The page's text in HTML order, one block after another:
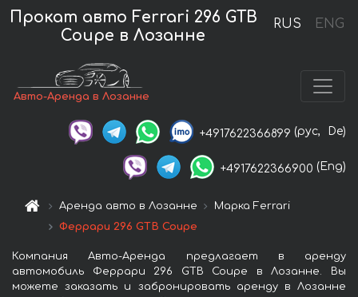
RUS ENG
Прокат авто Ferrari 296 GTB
Coupe в Лозанне
Авто-Аренда в Лозанне
+4917622366899 (рус, De)
+4917622366900 (Eng)
Аренда авто в Лозанне
Марка Ferrari
Феррари 296 GTB Coupe
Компания Авто-Аренда предлагает в аренду
автомобиль Феррари 296 GTB Coupe в Лозанне. Вы
можете заказать и забронировать аренду в Лозанне